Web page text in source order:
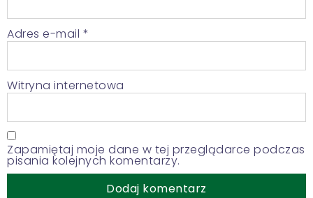
Adres e-mail *
Witryna internetowa
Zapamiętaj moje dane w tej przeglądarce podczas
pisania kolejnych komentarzy.